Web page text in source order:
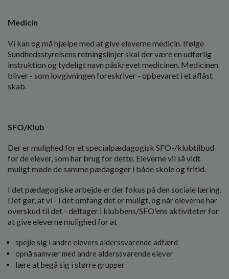
Medicin
Vi kan og må hjælpe med at give eleverne medicin. Ifølge
Sundhedsstyrelsens retningslinjer skal der være en udførlig
instruktion og tydeligt navn påskrevet medicinen. Medicinen
bliver - som lovgivningen foreskriver - opbevaret i et aflåst
skab.
SFO/Klub
Der er mulighed for et specialpædagogisk SFO-/klubtilbud
for de elever, som har brug for dette. Eleverne vil så vidt
muligt møde de samme pædagoger i både skole og fritid.
I det pædagogiske arbejde er der fokus på den sociale læring.
Det gør, at vi - i det omfang det er muligt, og når eleverne har
overskud til det - deltager i klubbens/SFO'ens aktiviteter for
at give eleverne mulighed for at
spejle sig i andre elevers alderssvarende adfærd
opnå samvær med andre alderssvarende elever
lære at begå sig i større grupper